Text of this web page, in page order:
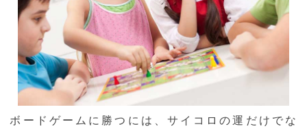
ボードゲームに勝つには、サイコロの運だけでな